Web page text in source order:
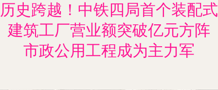
历史跨越！中铁四局首个装配式
建筑工厂营业额突破亿元方阵
市政公用工程成为主力军